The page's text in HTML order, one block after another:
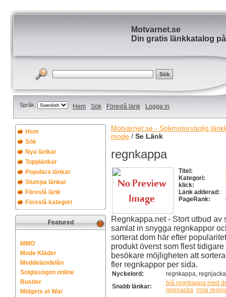
Motvarnet.se
Din gratis länkkatalog
Språk: Hem Sök Föreslå länk Logga in
Hem
Sök
Nya länkar
Topplänkar
Populära länkar
Slumpa länkar
Föreslå länk
Föreslå kategori
Featured
MMO
Mode Kläder
Meddelandelån
Solglasögon online
Bustier
Midgets at War
Motvärnet.se - Sökmotorvänlig
mode / Se Länk
regnkappa
Titel:
Kategori:
klick:
Länk adderad:
PageRank:
Regnkappa.net - Stort utbud
samlat in snygga regnkappor
sorterat dom här efter
produkt överst som flest
besökare möjligheten att
fler regnkappor per sida.
Nyckelord:
regnkappa,
Snabb länkar:
blå regnkappa med
regnjacka rosa